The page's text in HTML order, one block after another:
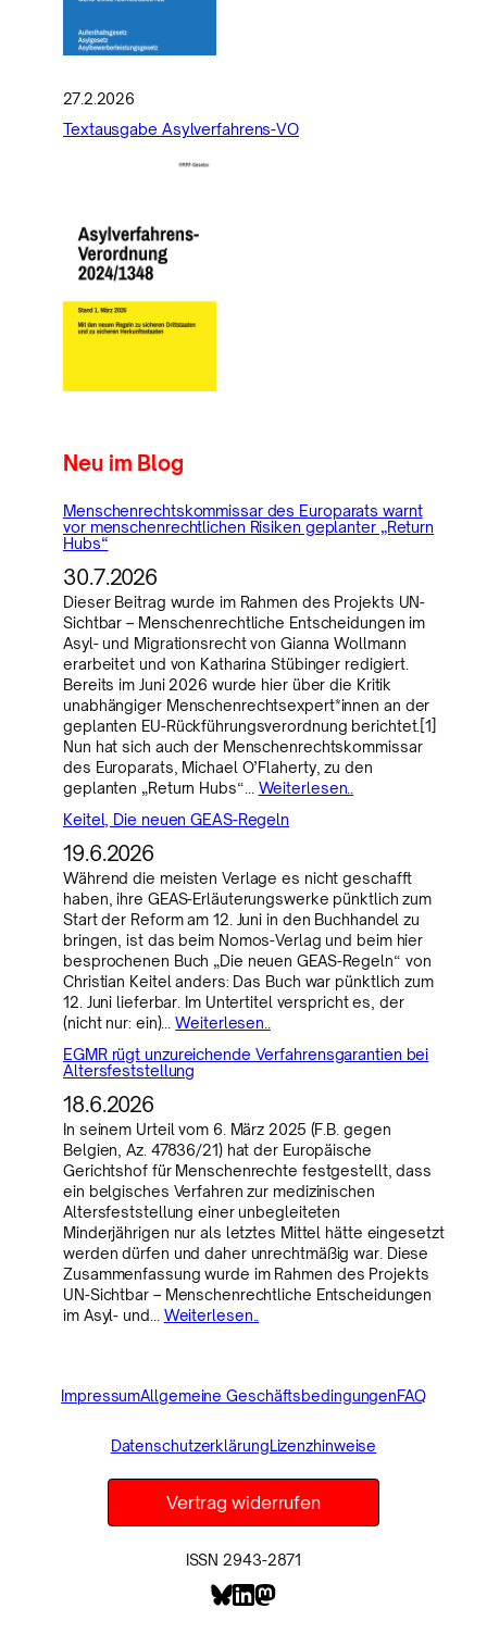
27.2.2026
Textausgabe Asylverfahrens-VO
Neu im Blog
Menschenrechtskommissar des Europarats warnt
vor menschenrechtlichen Risiken geplanter „Return
Hubs“
30.7.2026
Dieser Beitrag wurde im Rahmen des Projekts UN-
Sichtbar – Menschenrechtliche Entscheidungen im
Asyl- und Migrationsrecht von Gianna Wollmann
erarbeitet und von Katharina Stübinger redigiert.
Bereits im Juni 2026 wurde hier über die Kritik
unabhängiger Menschenrechtsexpert*innen an der
geplanten EU-Rückführungsverordnung berichtet.[1]
Nun hat sich auch der Menschenrechtskommissar
des Europarats, Michael O’Flaherty, zu den
geplanten „Return Hubs“… Weiterlesen..
Keitel, Die neuen GEAS-Regeln
19.6.2026
Während die meisten Verlage es nicht geschafft
haben, ihre GEAS-Erläuterungswerke pünktlich zum
Start der Reform am 12. Juni in den Buchhandel zu
bringen, ist das beim Nomos-Verlag und beim hier
besprochenen Buch „Die neuen GEAS-Regeln“ von
Christian Keitel anders: Das Buch war pünktlich zum
12. Juni lieferbar. Im Untertitel verspricht es, der
(nicht nur: ein)…Weiterlesen..
EGMR rügt unzureichende Verfahrensgarantien bei
Altersfeststellung
18.6.2026
In seinem Urteil vom 6. März 2025 (F.B. gegen
Belgien, Az. 47836/21) hat der Europäische
Gerichtshof für Menschenrechte festgestellt, dass
ein belgisches Verfahren zur medizinischen
Altersfeststellung einer unbegleiteten
Minderjährigen nur als letztes Mittel hätte eingesetzt
werden dürfen und daher unrechtmäßig war. Diese
Zusammenfassung wurde im Rahmen des Projekts
UN-Sichtbar – Menschenrechtliche Entscheidungen
im Asyl- und… Weiterlesen..
ImpressumAllgemeine GeschäftsbedingungenFAQ
DatenschutzerklärungLizenzhinweise
Vertrag widerrufen
ISSN 2943-2871